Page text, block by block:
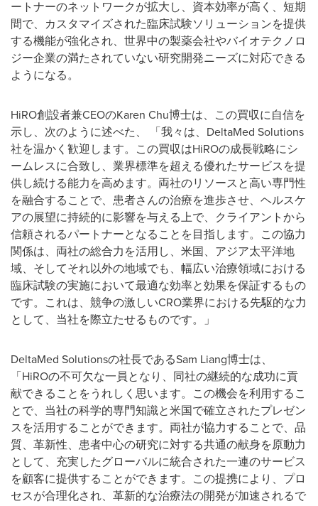
ートナーのネットワークが拡大し、資本効率が高く、短期
間で、カスタマイズされた臨床試験ソリューションを提供
する機能が強化され、世界中の製薬会社やバイオテクノロ
ジー企業の満たされていない研究開発ニーズに対応できる
ようになる。
HiRO創設者兼CEOのKaren Chu博士は、この買収に自信を
示し、次のように述べた、 「我々は、DeltaMed Solutions
社を温かく歓迎します。この買収はHiROの成長戦略にシ
ームレスに合致し、業界標準を超える優れたサービスを提
供し続ける能力を高めます。両社のリソースと高い専門性
を融合することで、患者さんの治療を進歩させ、ヘルスケ
アの展望に持続的に影響を与える上で、クライアントから
信頼されるパートナーとなることを目指します。この協力
関係は、両社の総合力を活用し、米国、アジア太平洋地
域、そしてそれ以外の地域でも、幅広い治療領域における
臨床試験の実施において最適な効率と効果を保証するもの
です。これは、競争の激しいCRO業界における先駆的な力
として、当社を際立たせるものです。」
DeltaMed Solutionsの社長であるSam Liang博士は、
「HiROの不可欠な一員となり、同社の継続的な成功に貢
献できることをうれしく思います。この機会を利用するこ
とで、当社の科学的専門知識と米国で確立されたプレゼン
スを活用することができます。両社が協力することで、品
質、革新性、患者中心の研究に対する共通の献身を原動力
として、充実したグローバルに統合された一連のサービス
を顧客に提供することができます。この提携により、プロ
セスが合理化され、革新的な治療法の開発が加速されるで